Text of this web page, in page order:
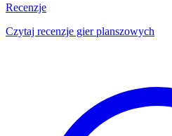
Recenzje
Czytaj recenzje gier planszowych